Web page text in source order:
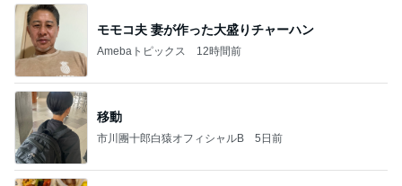
モモコ夫 妻が作った大盛りチャーハン
Amebaトピックス 12時間前
移動
市川團十郎白猿オフィシャルB 5日前